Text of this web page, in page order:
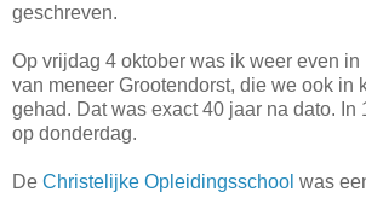
geschreven.
Op vrijdag 4 oktober was ik weer even
van meneer Grootendorst, die we ook in
gehad. Dat was exact 40 jaar na dato. In
op donderdag.
De Christelijke Opleidingsschool was